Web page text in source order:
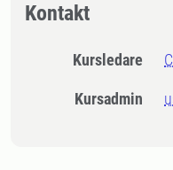
Kontakt
Kursledare
Kursadmin